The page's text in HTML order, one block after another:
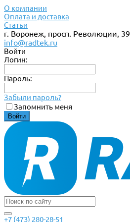
О компании
Оплата и доставка
Статьи
г. Воронеж, просп. Революции, 39
info@radtek.ru
Войти
Логин:
Пароль:
Забыли пароль?
Запомнить меня
+7 (473) 280-28-51